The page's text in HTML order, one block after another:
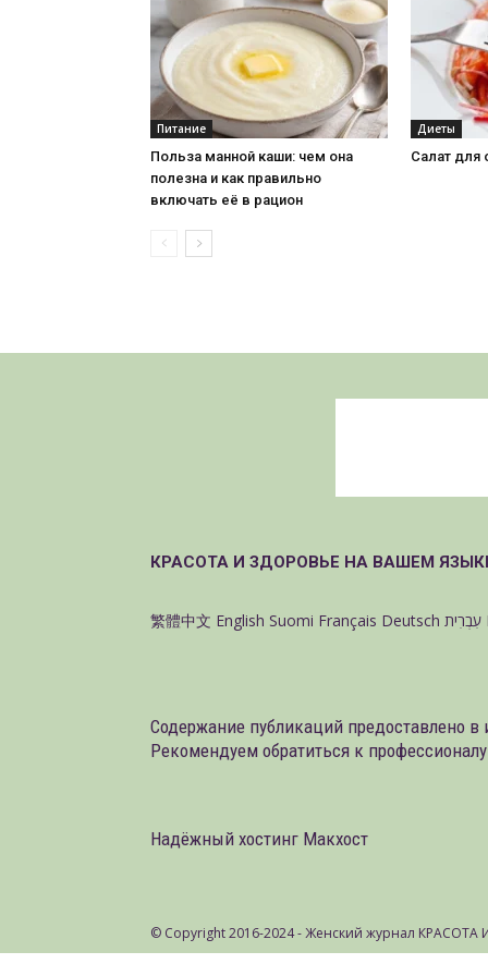
Питание
Польза манной каши: чем она
полезна и как правильно
включать её в рацион
Диеты
Салат для
КРАСОТА И ЗДОРОВЬЕ НА ВАШЕМ
繁體中文 English Suomi Français Deutsch עִבְרִית
Содержание публикаций предоставлено
Рекомендуем обратиться к
Надёжный хостинг Макхост
© Copyright 2016-2024 - Женский журнал